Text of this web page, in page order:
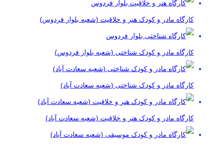
کارگاه مادر و کودک هنر و خلاقیت (شعبه بلوار فردوس)
کارگاه مادر و کودک شناختی (شعبه بلوار فردوس)
کارگاه مادر و کودک شناختی (شعبه سعادت آباد)
کارگاه مادر و کودک هنر و خلاقیت (شعبه سعادت آباد)